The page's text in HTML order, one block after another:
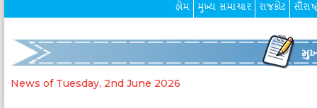
હોમ મુખ્ય સમાચાર રાજકોટ
News of Tuesday, 2nd June 2026